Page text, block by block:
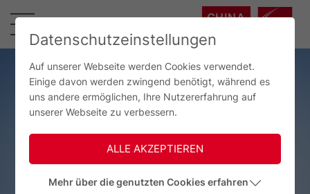
CHINA
Datenschutzeinstellungen
Auf unserer Webseite werden Cookies verwendet.
Einige davon werden zwingend benötigt, während es
uns andere ermöglichen, Ihre Nutzererfahrung auf
unserer Webseite zu verbessern.
ALLE AKZEPTIEREN
Mehr über die genutzten Cookies erfahren